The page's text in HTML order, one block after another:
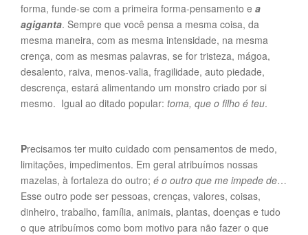
forma, funde-se com a primeira forma-pensamento e a
agiganta. Sempre que você pensa a mesma coisa, da
mesma maneira, com as mesma intensidade, na mesma
crença, com as mesmas palavras, se for tristeza, mágoa,
desalento, raiva, menos-valia, fragilidade, auto piedade,
descrença, estará alimentando um monstro criado por si
mesmo. Igual ao ditado popular: toma, que o filho é teu.
Precisamos ter muito cuidado com pensamentos de medo,
limitações, impedimentos. Em geral atribuímos nossas
mazelas, à fortaleza do outro; é o outro que me impede de…
Esse outro pode ser pessoas, crenças, valores, coisas,
dinheiro, trabalho, família, animais, plantas, doenças e tudo
o que atribuímos como bom motivo para não fazer o que